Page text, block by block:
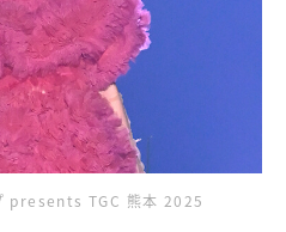
presents TGC 熊本 2025